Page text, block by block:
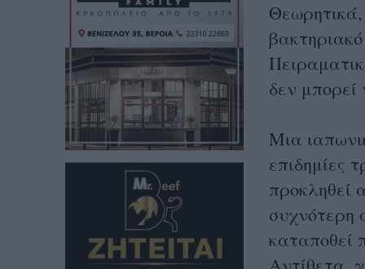
δεν μπορεί
Μια
επιδημίες
προκληθεί
συχνότερη
καταποθεί